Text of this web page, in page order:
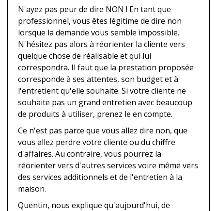
N'ayez pas peur de dire NON ! En tant que
professionnel, vous êtes légitime de dire non
lorsque la demande vous semble impossible.
N'hésitez pas alors à réorienter la cliente vers
quelque chose de réalisable et qui lui
correspondra. Il faut que la prestation proposée
corresponde à ses attentes, son budget et à
l'entretient qu'elle souhaite. Si votre cliente ne
souhaite pas un grand entretien avec beaucoup
de produits à utiliser, prenez le en compte.
Ce n'est pas parce que vous allez dire non, que
vous allez perdre votre cliente ou du chiffre
d'affaires. Au contraire, vous pourrez la
réorienter vers d'autres services voire même vers
des services additionnels et de l'entretien à la
maison.
Quentin, nous explique qu'aujourd'hui, de